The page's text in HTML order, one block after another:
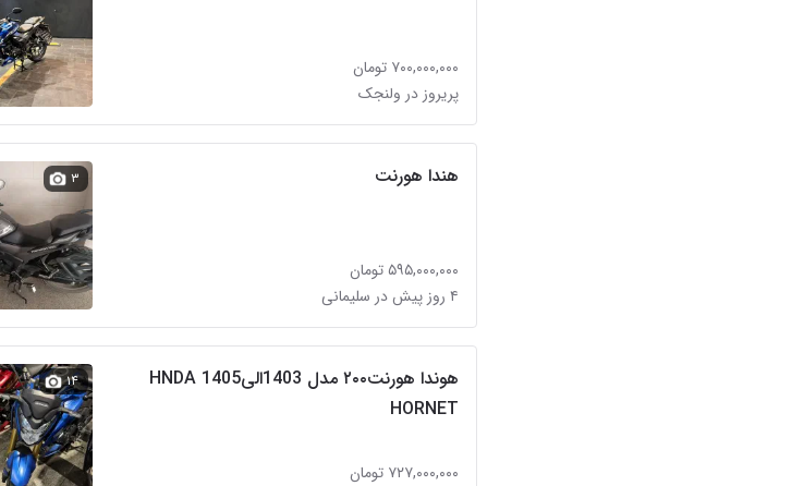
۷۰۰,۰۰۰,۰۰۰ تومان
پریروز در ولنجک
هندا هورنت
۵۹۵,۰۰۰,۰۰۰ تومان
۴ روز پیش در سلیمانی
۳
هوندا هورنت۲۰۰ مدل 1403الی1405 HNDA
HORNET
۷۲۷,۰۰۰,۰۰۰ تومان
۱۴